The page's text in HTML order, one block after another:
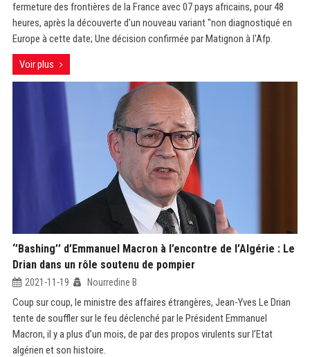
fermeture des frontières de la France avec 07 pays africains, pour 48
heures, après la découverte d'un nouveau variant "non diagnostiqué en
Europe à cette date; Une décision confirmée par Matignon à l'Afp.
Voir plus
‘’Bashing’’ d’Emmanuel Macron à l’encontre de l’Algérie : Le
Drian dans un rôle soutenu de pompier
2021-11-19 Nourredine B
Coup sur coup, le ministre des affaires étrangères, Jean-Yves Le Drian
tente de souffler sur le feu déclenché par le Président Emmanuel
Macron, il y a plus d’un mois, de par des propos virulents sur l’Etat
algérien et son histoire.